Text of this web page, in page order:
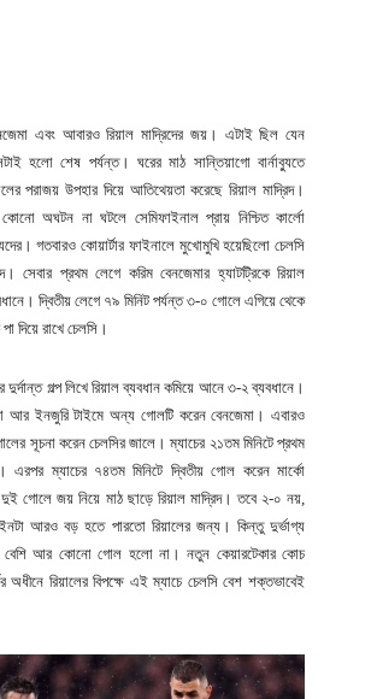
এবং আবারও রিয়াল মাদ্রিদের জয়। এটাই ছিল যেন
হলো শেষ পর্যন্ত। ঘরের মাঠ সান্তিয়াগো বার্নাব্যুতে
পরাজয় উপহার দিয়ে আতিথেয়তা করেছে রিয়াল মাদ্রিদ।
অঘটন না ঘটলে সেমিফাইনাল প্রায় নিশ্চিত কার্লো
গতবারও কোয়ার্টার ফাইনালে মুখোমুখি হয়েছিলো চেলসি
সেবার প্রথম লেগে করিম বেনজেমার হ্যাটট্রিকে রিয়াল
দ্বিতীয় লেগে ৭৯ মিনিট পর্যন্ত ৩-০ গোলে এগিয়ে থেকে
দিয়ে রাখে চেলসি।
দুর্দান্ত গল্প লিখে রিয়াল ব্যবধান কমিয়ে আনে ৩-২ ব্যবধানে।
আর ইনজুরি টাইমে অন্য গোলটি করেন বেনজেমা। এবারও
সূচনা করেন চেলসির জালে। ম্যাচের ২১তম মিনিটে প্রথম
এরপর ম্যাচের ৭৪তম মিনিটে দ্বিতীয় গোল করেন মার্কো
গোলে জয় নিয়ে মাঠ ছাড়ে রিয়াল মাদ্রিদ। তবে ২-০ নয়,
আরও বড় হতে পারতো রিয়ালের জন্য। কিন্তু দুর্ভাগ্য
আর কোনো গোল হলো না। নতুন কেয়ারটেকার কোচ
অধীনে রিয়ালের বিপক্ষে এই ম্যাচে চেলসি বেশ শক্তভাবেই